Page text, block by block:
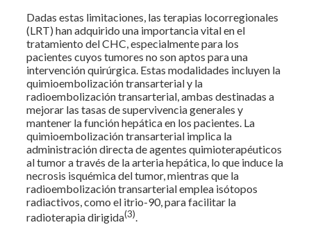
Dadas estas limitaciones, las terapias locorregionales
(LRT) han adquirido una importancia vital en el
tratamiento del CHC, especialmente para los
pacientes cuyos tumores no son aptos para una
intervención quirúrgica. Estas modalidades incluyen la
quimioembolización transarterial y la
radioembolización transarterial, ambas destinadas a
mejorar las tasas de supervivencia generales y
mantener la función hepática en los pacientes. La
quimioembolización transarterial implica la
administración directa de agentes quimioterapéuticos
al tumor a través de la arteria hepática, lo que induce la
necrosis isquémica del tumor, mientras que la
radioembolización transarterial emplea isótopos
radiactivos, como el itrio-90, para facilitar la
radioterapia dirigida(3).